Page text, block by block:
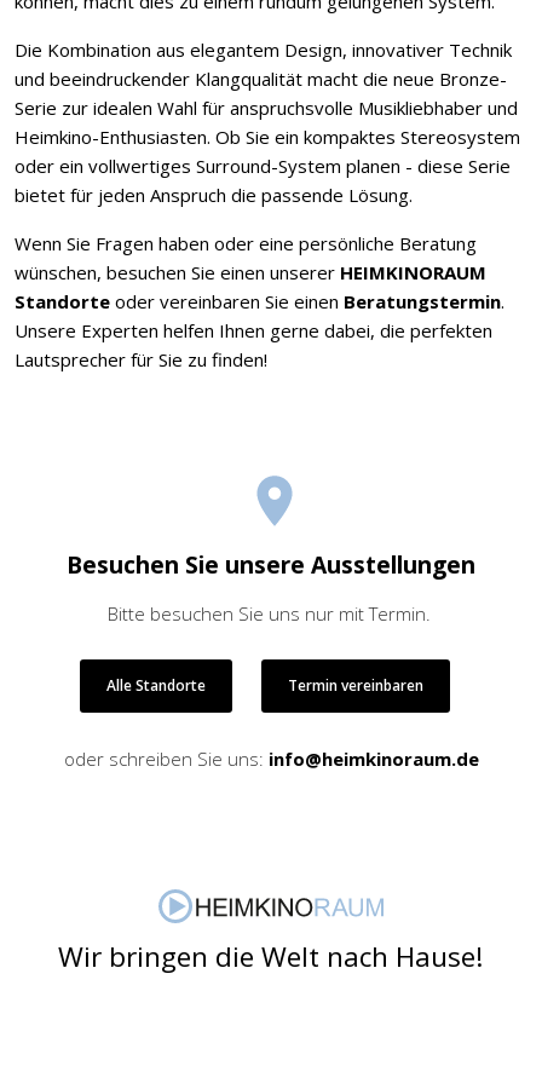
Die Kombination aus elegantem Design, innovativer Technik
und beeindruckender Klangqualität macht die neue Bronze-
Serie zur idealen Wahl für anspruchsvolle Musikliebhaber und
Heimkino-Enthusiasten. Ob Sie ein kompaktes Stereosystem
oder ein vollwertiges Surround-System planen - diese Serie
bietet für jeden Anspruch die passende Lösung.
Wenn Sie Fragen haben oder eine persönliche Beratung
wünschen, besuchen Sie einen unserer HEIMKINORAUM
Standorte oder vereinbaren Sie einen Beratungstermin.
Unsere Experten helfen Ihnen gerne dabei, die perfekten
Lautsprecher für Sie zu finden!
Besuchen Sie unsere Ausstellungen
Bitte besuchen Sie uns nur mit Termin.
Alle Standorte Termin vereinbaren
oder schreiben Sie uns: info@heimkinoraum.de
Wir bringen die Welt nach Hause!